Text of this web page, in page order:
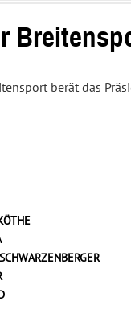
berät das